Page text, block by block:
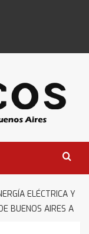
ELÉCTRICA Y
BUENOS AIRES A